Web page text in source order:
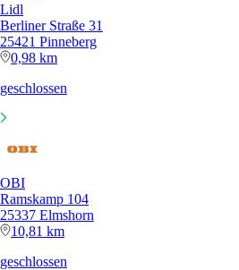
Lidl
Berliner Straße 31
25421 Pinneberg
0,98 km
geschlossen
OBI
Ramskamp 104
25337 Elmshorn
10,81 km
geschlossen